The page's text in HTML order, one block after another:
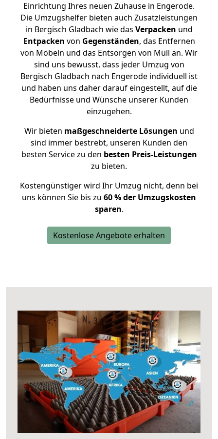
Einrichtung Ihres neuen Zuhause in Engerode.
Die Umzugshelfer bieten auch Zusatzleistungen
in Bergisch Gladbach wie das Verpacken und
Entpacken von Gegenständen, das Entfernen
von Möbeln und das Entsorgen von Müll an. Wir
sind uns bewusst, dass jeder Umzug von
Bergisch Gladbach nach Engerode individuell ist
und haben uns daher darauf eingestellt, auf die
Bedürfnisse und Wünsche unserer Kunden
einzugehen.
Wir bieten maßgeschneiderte Lösungen und
sind immer bestrebt, unseren Kunden den
besten Service zu den besten Preis-Leistungen
zu bieten.
Kostengünstiger wird Ihr Umzug nicht, denn bei
uns können Sie bis zu 60 % der Umzugskosten
sparen.
Kostenlose Angebote erhalten